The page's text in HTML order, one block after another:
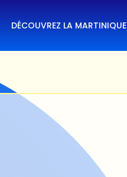
DÉCOUVREZ LA MARTINIQUE